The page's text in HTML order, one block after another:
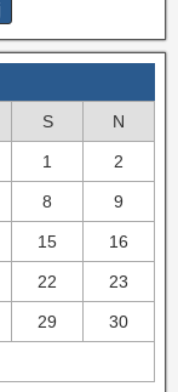
S N
1 2
8 9
15 16
22 23
29 30